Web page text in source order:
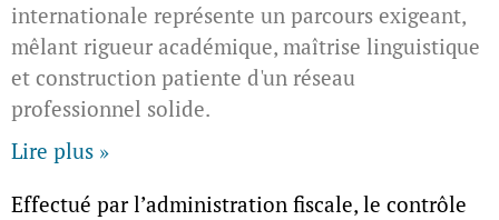
internationale représente un parcours exigeant,
mêlant rigueur académique, maîtrise linguistique
et construction patiente d'un réseau
professionnel solide.
Lire plus »
Effectué par l’administration fiscale, le contrôle